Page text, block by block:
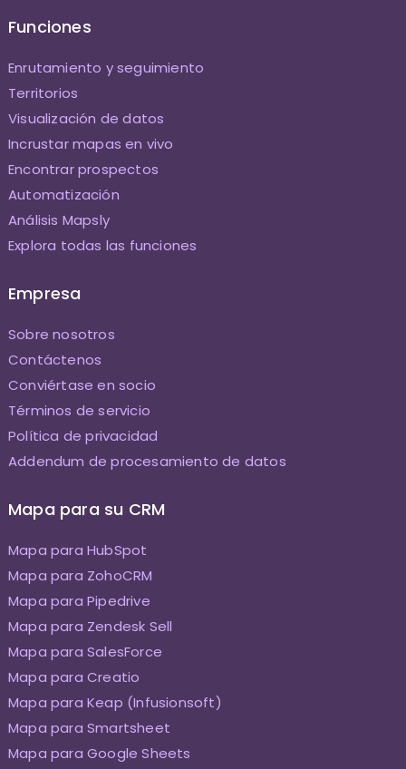
Funciones
Enrutamiento y seguimiento
Territorios
Visualización de datos
Incrustar mapas en vivo
Encontrar prospectos
Automatización
Análisis Mapsly
Explora todas las funciones
Empresa
Sobre nosotros
Contáctenos
Conviértase en socio
Términos de servicio
Política de privacidad
Addendum de procesamiento de datos
Mapa para su CRM
Mapa para HubSpot
Mapa para ZohoCRM
Mapa para Pipedrive
Mapa para Zendesk Sell
Mapa para SalesForce
Mapa para Creatio
Mapa para Keap (Infusionsoft)
Mapa para Smartsheet
Mapa para Google Sheets